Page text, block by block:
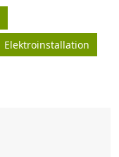
Elektroinstallation